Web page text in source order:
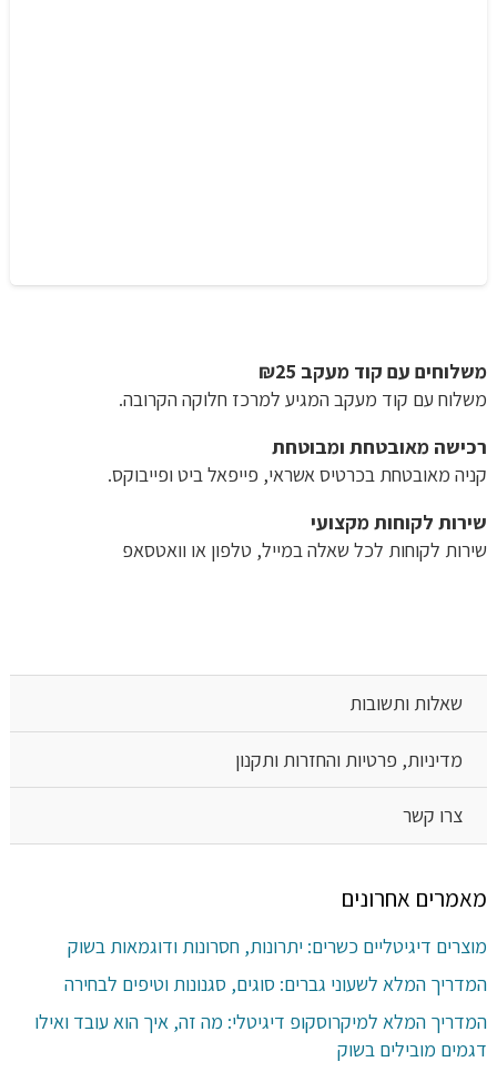
משלוחים עם קוד מעקב ₪25
משלוח​ עם קוד מעקב המגיע למרכז חלוקה הקרובה.
רכישה​ ​מאובטחת ומבוטחת
קניה מאובטחת בכרטיס אשראי, פייפאל ביט ופייבוקס.
שירות לקוחות מקצועי
שירות לקוחות לכל שאלה במייל, טלפון או וואטסאפ
שאלות ותשובות
מדיניות, פרטיות והחזרות ותקנון
צרו קשר
מאמרים אחרונים
מוצרים דיגיטליים כשרים: יתרונות, חסרונות ודוגמאות בשוק
המדריך המלא לשעוני גברים: סוגים, סגנונות וטיפים לבחירה
המדריך המלא למיקרוסקופ דיגיטלי: מה זה, איך הוא עובד ואילו
דגמים מובילים בשוק